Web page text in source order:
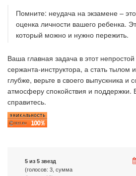
Помните: неудача на экзамене –
оценка личности вашего ребенка.
который можно и нужно пережить.
Ваша главная задача в этот
сержанта-инструктора, а стать
глубже, верьте в своего выпускника и
атмосферу спокойствия и поддержки.
справитесь.
5 из 5 звезд
(голосов: 3, сумма